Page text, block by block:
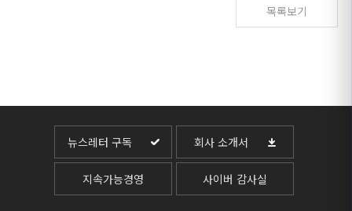
목록보기
뉴스레터 구독 회사 소개서
지속가능경영 사이버 감사실